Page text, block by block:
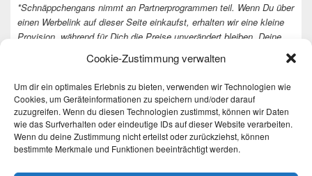
Cookie-Zustimmung verwalten
Um dir ein optimales Erlebnis zu bieten, verwenden wir Technologien wie
Cookies, um Geräteinformationen zu speichern und/oder darauf
zuzugreifen. Wenn du diesen Technologien zustimmst, können wir Daten
wie das Surfverhalten oder eindeutige IDs auf dieser Website verarbeiten.
Wenn du deine Zustimmung nicht erteilst oder zurückziehst, können
bestimmte Merkmale und Funktionen beeinträchtigt werden.
*Schnäppchengans nimmt an Partnerprogrammen teil. Wenn Du über
einen Werbelink auf dieser Seite einkaufst, erhalten wir eine kleine
Provision, während für Dich die Preise unverändert bleiben. Deine
Vielen Dank dafür!